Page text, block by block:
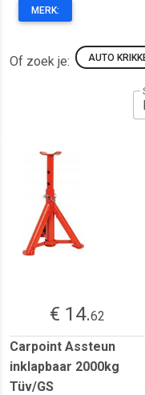
MERK:
Of zoek je: AUTO
€ 14.62
Carpoint Assteun
inklapbaar 2000kg
Tüv/GS